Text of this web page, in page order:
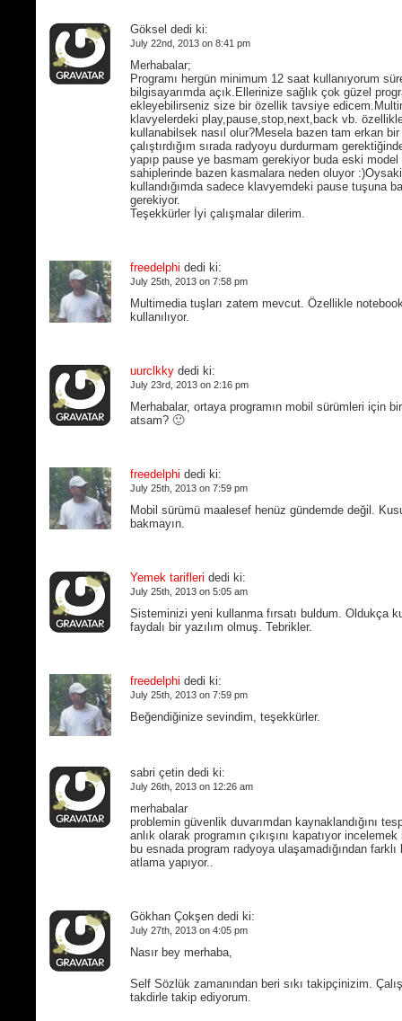
Göksel dedi ki:
July 22nd, 2013 on 8:41 pm
Merhabalar;
Programı hergün minimum 12 saat kullanıyorum
bilgisayarımda açık.Ellerinize sağlık çok güzel
ekleyebilirseniz size bir özellik tavsiye
klavyelerdeki play,pause,stop,next,back vb.
kullanabilsek nasıl olur?Mesela bazen tam erkan
çalıştırdığım sırada radyoyu durdurmam
yapıp pause ye basmam gerekiyor buda eski model
sahiplerinde bazen kasmalara neden oluyor
kullandığımda sadece klavyemdeki pause tuşuna
gerekiyor.
Teşekkürler İyi çalışmalar dilerim.
freedelphi dedi ki:
July 25th, 2013 on 7:58 pm
Multimedia tuşları zatem mevcut. Özellikle
kullanılıyor.
uurclkky dedi ki:
July 23rd, 2013 on 2:16 pm
Merhabalar, ortaya programın mobil sürümleri için
atsam? 🙂
freedelphi dedi ki:
July 25th, 2013 on 7:59 pm
Mobil sürümü maalesef henüz gündemde değil.
bakmayın.
Yemek tarifleri dedi ki:
July 25th, 2013 on 5:05 am
Sisteminizi yeni kullanma fırsatı buldum. Oldukça
faydalı bir yazılım olmuş. Tebrikler.
freedelphi dedi ki:
July 25th, 2013 on 7:59 pm
Beğendiğinize sevindim, teşekkürler.
sabri çetin dedi ki:
July 26th, 2013 on 12:26 am
merhabalar
problemin güvenlik duvarımdan kaynaklandığını
anlık olarak programın çıkışını kapatıyor incelemek
bu esnada program radyoya ulaşamadığından
atlama yapıyor..
Gökhan Çokşen dedi ki:
July 27th, 2013 on 4:05 pm
Nasır bey merhaba,
Self Sözlük zamanından beri sıkı takipçinizim.
takdirle takip ediyorum.